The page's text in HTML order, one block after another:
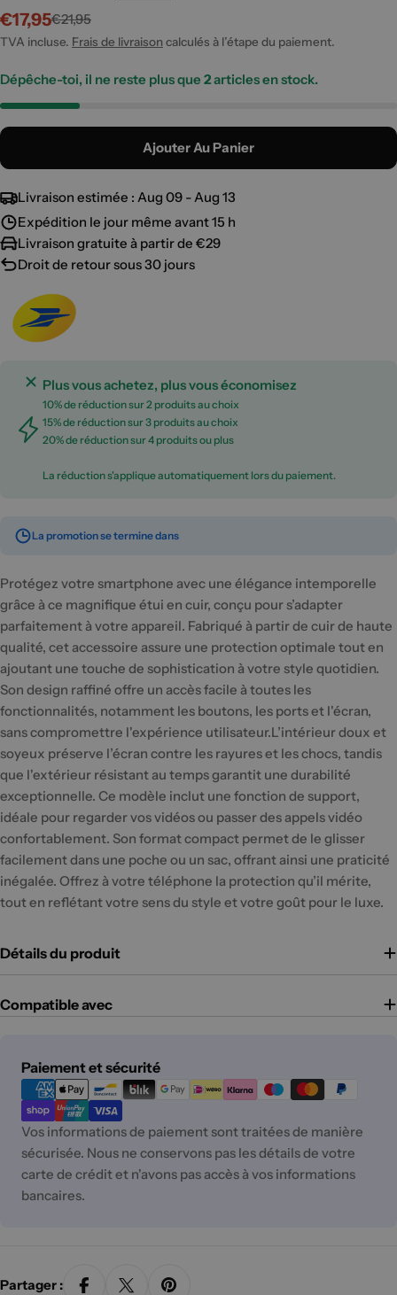
Prix
promotionnel
€17,95
Prix
habituel
€21,95
TVA incluse. Frais de livraison calculés à l’étape du paiement.
Dépêche-toi, il ne reste plus que 2articles en stock.
Ajouter Au Panier
Livraison estimée : Aug 09 - Aug 13
Expédition le jour même avant 15 h
Livraison gratuite à partir de €29
Droit de retour sous 30 jours
Plus vous achetez, plus vous économisez
10% de réduction sur 2 produits au choix
15% de réduction sur 3 produits au choix
20% de réduction sur 4 produits ou plus
La réduction s'applique automatiquement lors du paiement.
La promotion se termine dans
Protégez votre smartphone avec une élégance intemporelle
grâce à ce magnifique étui en cuir, conçu pour s’adapter
parfaitement à votre appareil. Fabriqué à partir de cuir de haute
qualité, cet accessoire assure une protection optimale tout en
ajoutant une touche de sophistication à votre style quotidien.
Son design raffiné offre un accès facile à toutes les
fonctionnalités, notamment les boutons, les ports et l'écran,
sans compromettre l'expérience utilisateur.L’intérieur doux et
soyeux préserve l’écran contre les rayures et les chocs, tandis
que l'extérieur résistant au temps garantit une durabilité
exceptionnelle. Ce modèle inclut une fonction de support,
idéale pour regarder vos vidéos ou passer des appels vidéo
confortablement. Son format compact permet de le glisser
facilement dans une poche ou un sac, offrant ainsi une praticité
inégalée. Offrez à votre téléphone la protection qu’il mérite,
tout en reflétant votre sens du style et votre goût pour le luxe.
Détails du produit
Compatible avec
Paiement et sécurité
Moyens
de
paiement
Vos informations de paiement sont traitées de manière
sécurisée. Nous ne conservons pas les détails de votre
carte de crédit et n'avons pas accès à vos informations
bancaires.
Partager :